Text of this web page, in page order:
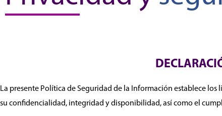
La presente Política de Seguridad de la Información establece
su confidencialidad, integridad y disponibilidad, así como el